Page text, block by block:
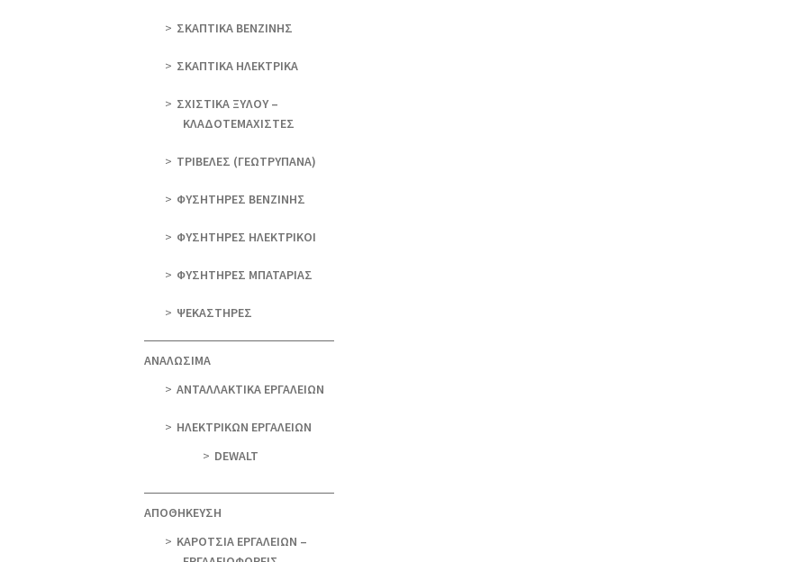
ΣΚΑΠΤΙΚΑ ΒΕΝΖΙΝΗΣ
ΣΚΑΠΤΙΚΑ ΗΛΕΚΤΡΙΚΑ
ΣΧΙΣΤΙΚΑ ΞΥΛΟΥ –
ΚΛΑΔΟΤΕΜΑΧΙΣΤΕΣ
ΤΡΙΒΕΛΕΣ (ΓΕΩΤΡΎΠΑΝΑ)
ΦΥΣΗΤΗΡΕΣ ΒΕΝΖΙΝΗΣ
ΦΥΣΗΤΗΡΕΣ ΗΛΕΚΤΡΙΚΟΙ
ΦΥΣΗΤΗΡΕΣ ΜΠΑΤΑΡΙΑΣ
ΨΕΚΑΣΤΗΡΕΣ
ΑΝΑΛΩΣΙΜΑ
ΑΝΤΑΛΛΑΚΤΙΚΑ ΕΡΓΑΛΕΙΩΝ
ΗΛΕΚΤΡΙΚΩΝ ΕΡΓΑΛΕΙΩΝ
DEWALT
ΑΠΟΘΗΚΕΥΣΗ
ΚΑΡΟΤΣΙΑ ΕΡΓΑΛΕΙΩΝ –